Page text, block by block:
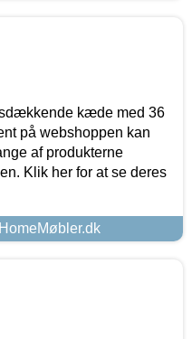
kæde med 36
på webshoppen kan
af produkterne
Klik her for at se deres